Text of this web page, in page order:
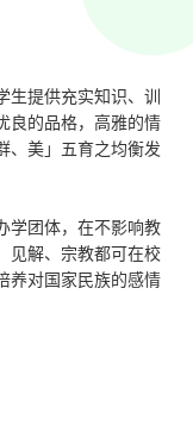
生提供充实知识、训
良的品格，高雅的情
、美」五育之均衡发
学团体，在不影响教
见解、宗教都可在校
养对国家民族的感情